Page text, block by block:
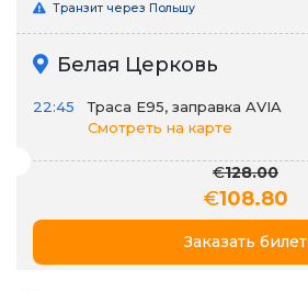
Транзит через Польшу
Белая Церковь
22:45
Траса E95, заправка AVIA
Смотреть на карте
€128.00
€108.80
Заказать билет